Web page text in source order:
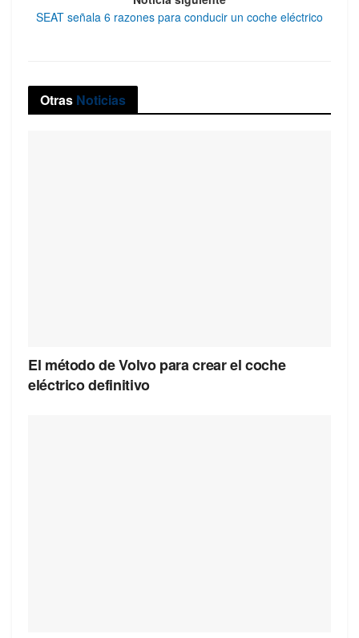
SEAT señala 6 razones para conducir un coche eléctrico
Otras Noticias
El método de Volvo para crear el coche
eléctrico definitivo